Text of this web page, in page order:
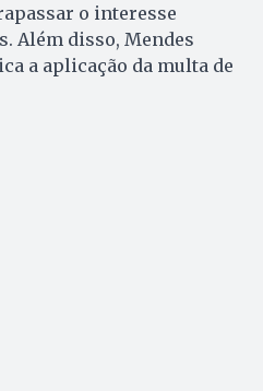
o interesse
Além disso, Mendes
a aplicação da multa de